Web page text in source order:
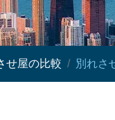
せ屋の比較 別れさ